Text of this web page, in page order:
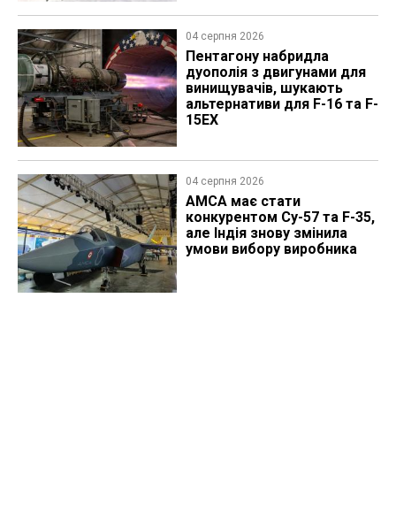
04 серпня 2026
Пентагону набридла
дуополія з двигунами для
винищувачів, шукають
альтернативи для F-16 та F-
15EX
04 серпня 2026
AMCA має стати
конкурентом Су-57 та F-35,
але Індія знову змінила
умови вибору виробника